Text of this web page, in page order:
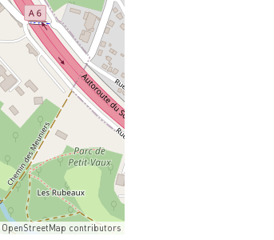
OpenStreetMap contributors